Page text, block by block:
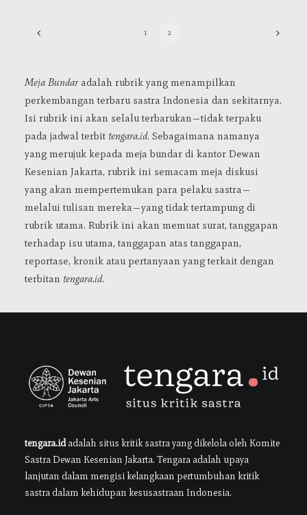
1 2
Meja Bundaradalah rubrik yang menampilkan
perkembangan terbaru sastra Indonesia dan sekitarnya.
Isi rubrik ini akan selalu terbarukan—tidak terpaku
pada jadwal terbit tengara.id. Sebagaimana namanya
yang merujuk kepada meja bundar di kantor Dewan
Kesenian Jakarta, rubrik ini semacam meja diskusi
yang akan mempertemukan para pelaku sastra—
melalui tulisan mereka—yang tidak tertampung di
rubrik utama. Rubrik ini akan memuat surat, tanggapan
terhadap isu utama, tanggapan atas tanggapan,
reportase, kronik atau pertanyaan yang terkait dengan
terbitan tengara.id.
tengara.idadalah situs kritik sastra yang dikelola oleh Komite
Sastra Dewan Kesenian Jakarta. Tengara adalah upaya
lanjutan dalam mengisi kelangkaan pertumbuhan kritik
sastra dalam kehidupan kesusastraan Indonesia.